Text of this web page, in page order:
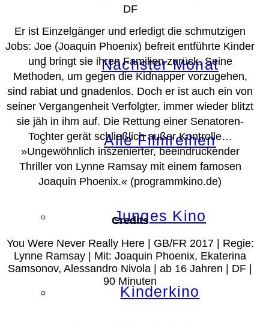
Nächster Monat
Alle Filmreihen
Junges Kino
Kinderkino
DF
Er ist Einzelgänger und erledigt die schmutzigen
Jobs: Joe (Joaquin Phoenix) befreit entführte Kinder
und bringt sie ihren Familien zurück. Seine
Methoden, um gegen die Kidnapper vorzugehen,
sind rabiat und gnadenlos. Doch er ist auch ein von
seiner Vergangenheit Verfolgter, immer wieder blitzt
sie jäh in ihm auf. Die Rettung einer Senatoren-
Tochter gerät schließlich außer Kontrolle…
»Ungewöhnlich inszenierter, beeindruckender
Thriller von Lynne Ramsay mit einem famosen
Joaquin Phoenix.« (programmkino.de)
Credits
You Were Never Really Here | GB/FR 2017 | Regie:
Lynne Ramsay | Mit: Joaquin Phoenix, Ekaterina
Samsonov, Alessandro Nivola | ab 16 Jahren | DF |
90 Minuten